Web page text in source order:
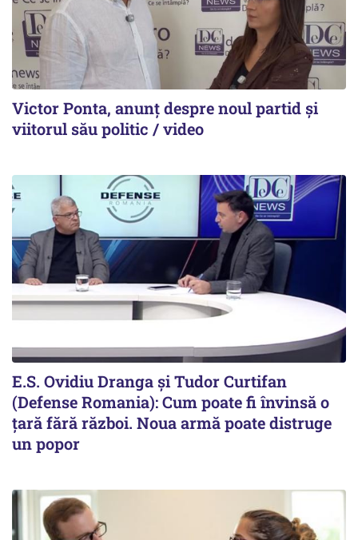
Victor Ponta, anunț despre noul partid și
viitorul său politic / video
E.S. Ovidiu Dranga și Tudor Curtifan
(Defense Romania): Cum poate fi învinsă o
țară fără război. Noua armă poate distruge
un popor